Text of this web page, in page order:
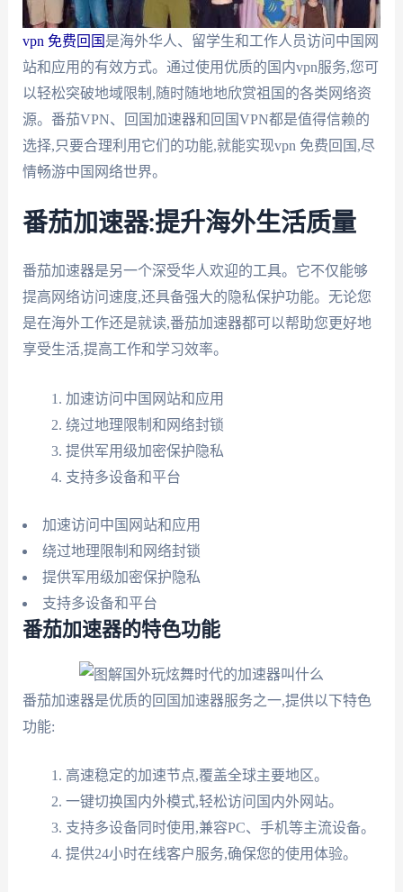
vpn 免费回国 是海外华人、留学生和工作人员访问中国网
站和应用的有效方式。通过使用优质的国内vpn服务,您可
以轻松突破地域限制,随时随地地欣赏祖国的各类网络资
源。番茄VPN、回国加速器和回国VPN都是值得信赖的
选择,只要合理利用它们的功能,就能实现vpn 免费回国,尽
情畅游中国网络世界。
番茄加速器:提升海外生活质量
番茄加速器是另一个深受华人欢迎的工具。它不仅能够
提高网络访问速度,还具备强大的隐私保护功能。无论您
是在海外工作还是就读,番茄加速器都可以帮助您更好地
享受生活,提高工作和学习效率。
加速访问中国网站和应用
绕过地理限制和网络封锁
提供军用级加密保护隐私
支持多设备和平台
加速访问中国网站和应用
绕过地理限制和网络封锁
提供军用级加密保护隐私
支持多设备和平台
番茄加速器的特色功能
番茄加速器是优质的回国加速器服务之一,提供以下特色
功能:
高速稳定的加速节点,覆盖全球主要地区。
一键切换国内外模式,轻松访问国内外网站。
支持多设备同时使用,兼容PC、手机等主流设备。
提供24小时在线客户服务,确保您的使用体验。